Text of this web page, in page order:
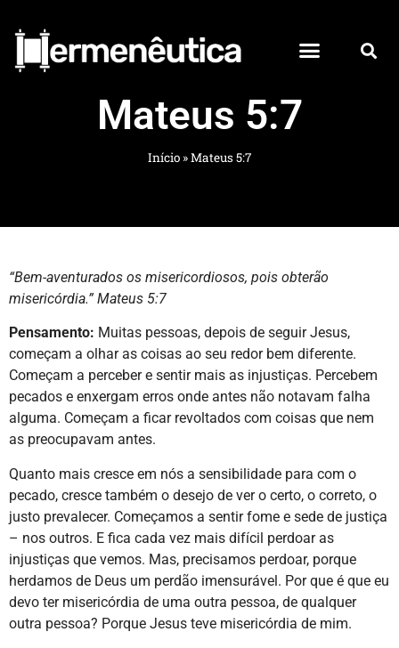
Mateus 5:7
Início »Mateus 5:7
“Bem-aventurados os misericordiosos, pois obterão
misericórdia.” Mateus 5:7
Pensamento: Muitas pessoas, depois de seguir Jesus,
começam a olhar as coisas ao seu redor bem diferente.
Começam a perceber e sentir mais as injustiças. Percebem
pecados e enxergam erros onde antes não notavam falha
alguma. Começam a ficar revoltados com coisas que nem
as preocupavam antes.
Quanto mais cresce em nós a sensibilidade para com o
pecado, cresce também o desejo de ver o certo, o correto, o
justo prevalecer. Começamos a sentir fome e sede de justiça
– nos outros. E fica cada vez mais difícil perdoar as
injustiças que vemos. Mas, precisamos perdoar, porque
herdamos de Deus um perdão imensurável. Por que é que eu
devo ter misericórdia de uma outra pessoa, de qualquer
outra pessoa? Porque Jesus teve misericórdia de mim.